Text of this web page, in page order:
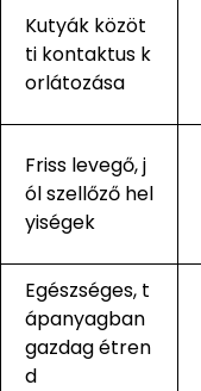
Kutyák közöt
ti kontaktus k
orlátozása
Friss levegő, j
ól szellőző hel
yiségek
Egészséges, t
ápanyagban
gazdag étren
d